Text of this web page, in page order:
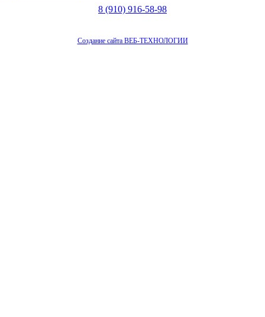
8 (910) 916-58-98
Создание сайта ВЕБ-ТЕХНОЛОГИИ